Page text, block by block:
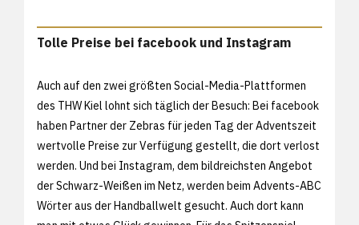
Tolle Preise bei facebook und Instagram
Auch auf den zwei größten Social-Media-Plattformen
des THW Kiel lohnt sich täglich der Besuch: Bei facebook
haben Partner der Zebras für jeden Tag der Adventszeit
wertvolle Preise zur Verfügung gestellt, die dort verlost
werden. Und bei Instagram, dem bildreichsten Angebot
der Schwarz-Weißen im Netz, werden beim Advents-ABC
Wörter aus der Handballwelt gesucht. Auch dort kann